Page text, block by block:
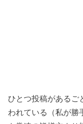
ひとつ投稿があるご
われている（私が勝